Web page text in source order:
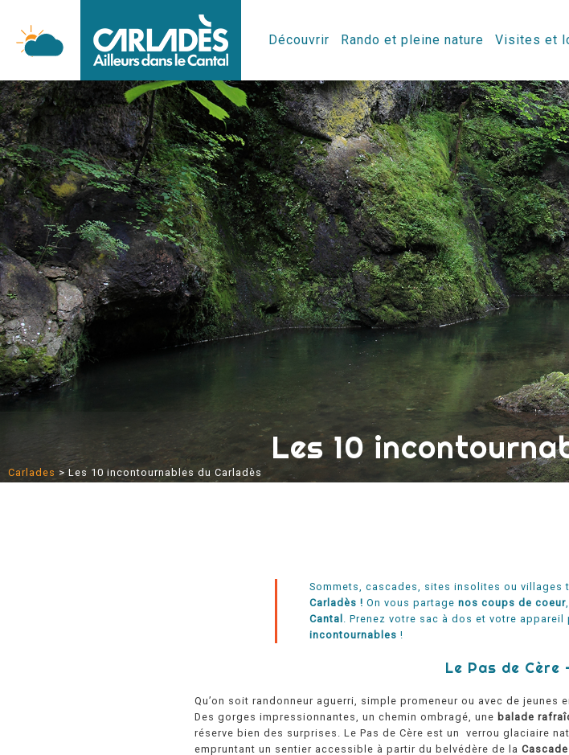
Découvrir Rando et pleine nature Visites et
Les 10
Carlades >Les 10 incontournables du Carladès
Sommets, cascades, sites insolites ou villages
Carladès ! On vous partage nos coups de coeur
Cantal . Prenez votre sac à dos et votre
incontournables !
Le Pas de Cère
Qu’on soit randonneur aguerri, simple promeneur ou avec de jeunes
Des gorges impressionnantes, un chemin ombragé, une balade
réserve bien des surprises. Le Pas de Cère est un verrou glaciaire
empruntant un sentier accessible à partir du belvédère de la